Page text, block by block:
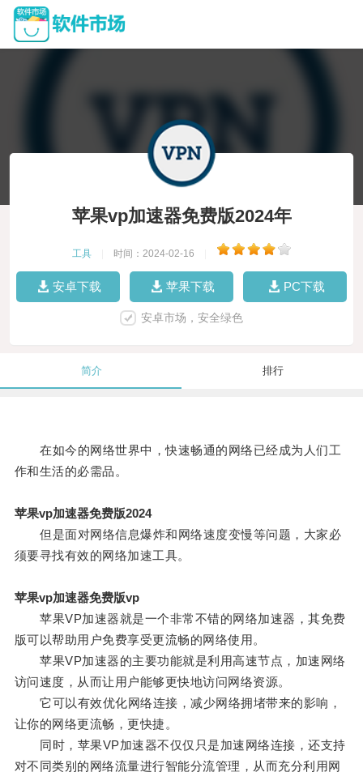
苹果vp加速器免费版2024年
工具 时间：2024-02-16
安卓下载 苹果下载 PC下载
安卓市场，安全绿色
简介 排行
在如今的网络世界中，快速畅通的网络已经成为人们工
作和生活的必需品。
苹果vp加速器免费版2024
但是面对网络信息爆炸和网络速度变慢等问题，大家必
须要寻找有效的网络加速工具。
苹果vp加速器免费版vp
苹果VP加速器就是一个非常不错的网络加速器，其免费
版可以帮助用户免费享受更流畅的网络使用。
苹果VP加速器的主要功能就是利用高速节点，加速网络
访问速度，从而让用户能够更快地访问网络资源。
它可以有效优化网络连接，减少网络拥堵带来的影响，
让你的网络更流畅，更快捷。
同时，苹果VP加速器不仅仅只是加速网络连接，还支持
对不同类别的网络流量进行智能分流管理，从而充分利用网